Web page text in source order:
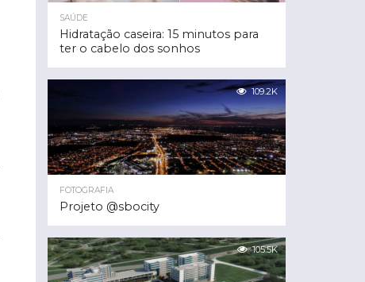
SAÚDE
Hidratação caseira: 15 minutos para
ter o cabelo dos sonhos
109.2K
FOTOGRAFIA
Projeto @sbocity
105.5K